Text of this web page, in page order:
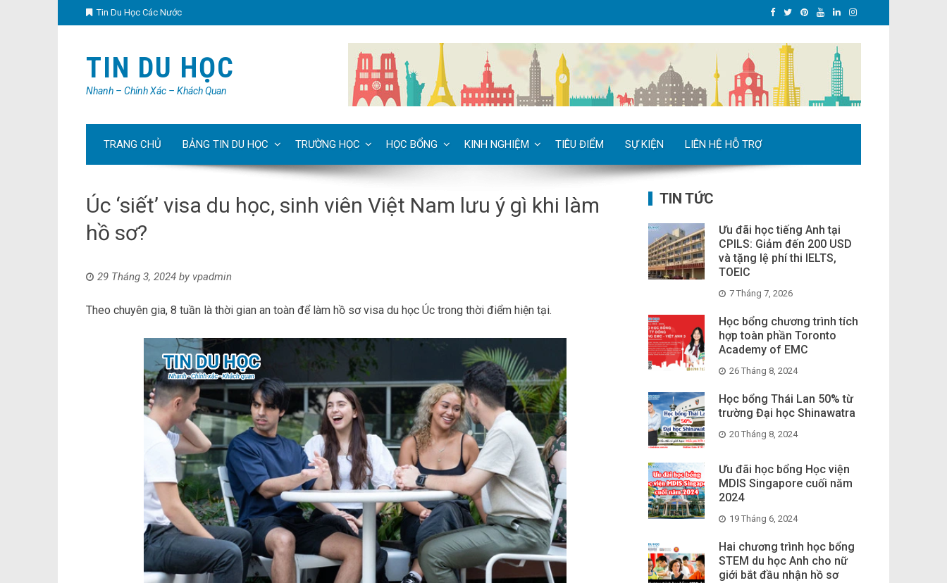
Tin Du Học Các Nước
TIN DU HỌC
Nhanh – Chính Xác – Khách Quan
TRANG CHỦ BẢNG TIN DU HỌC TRƯỜNG HỌC HỌC BỔNG KINH NGHIỆM TIÊU ĐIỂM SỰ KIỆN LIÊN HỆ HỖ TRỢ
Úc ‘siết’ visa du học, sinh viên Việt Nam lưu ý gì khi làm
hồ sơ?
29 Tháng 3, 2024 by vpadmin
Theo chuyên gia, 8 tuần là thời gian an toàn để làm hồ sơ visa du học Úc trong thời điểm hiện tại.
TIN TỨC
Ưu đãi học tiếng Anh tại
CPILS: Giảm đến 200 USD
và tặng lệ phí thi IELTS,
TOEIC
7 Tháng 7, 2026
Học bổng chương trình tích
hợp toàn phần Toronto
Academy of EMC
26 Tháng 8, 2024
Học bổng Thái Lan 50% từ
trường Đại học Shinawatra
20 Tháng 8, 2024
Ưu đãi học bổng Học viện
MDIS Singapore cuối năm
2024
19 Tháng 6, 2024
Hai chương trình học bổng
STEM du học Anh cho nữ
giới bắt đầu nhận hồ sơ